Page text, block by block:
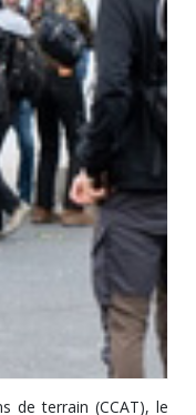
de terrain (CCAT), le